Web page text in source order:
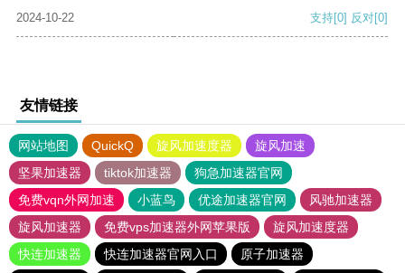
2024-10-22
支持[0] 反对[0]
友情链接
网站地图 QuickQ 旋风加速度器
旋风加速
坚果加速器
tiktok加速器
狗急加速器官网
免费vqn外网加速
小蓝鸟 优途加速器官网
风驰加速器
旋风加速器
免费vps加速器外网苹果版
旋风加速度器
快连加速器
快连加速器官网入口
原子加速器